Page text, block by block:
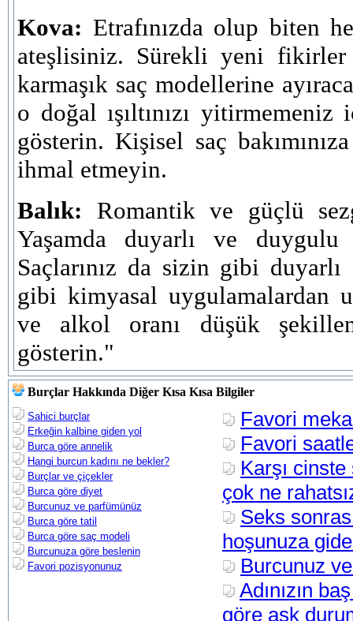
Kova: Etrafınızda olup biten
ateşlisiniz. Sürekli yeni fikirler
karmaşık saç modellerine
o doğal ışıltınızı yitirmemeniz
gösterin. Kişisel saç
ihmal etmeyin.
Balık: Romantik ve güçlü
Yaşamda duyarlı ve duygulu
Saçlarınız da sizin gibi
gibi kimyasal uygulamalardan
ve alkol oranı düşük
gösterin."
Burçlar Hakkında Diğer Kısa Kısa Bilgiler
Sahici burçlar
Erkeğin kalbine giden yol
Burca göre annelik
Hangi burcun kadını ne bekler?
Burçlar ve çiçekler
Burca göre diyet
Burcunuz ve parfümünüz
Burca göre tatil
Burca göre saç modeli
Burcunuza göre beslenin
Favori pozisyonunuz
Favori
Favori
Karşı
çok ne
Seks
hoşunuza
Burcunuz
Adınızın
göre aşk